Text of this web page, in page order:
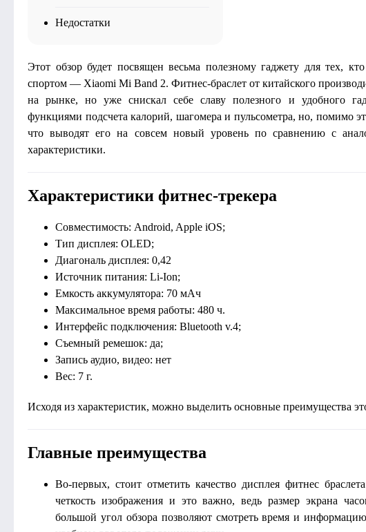
Недостатки
Этот обзор будет посвящен весьма полезному гаджету для тех,
спортом — Xiaomi Mi Band 2. Фитнес-браслет от китайского
на рынке, но уже снискал себе славу полезного и удобного
функциями подсчета калорий, шагомера и пульсометра, но, помимо
что выводят его на совсем новый уровень по сравнению с
характеристики.
Характеристики фитнес-трекера
Совместимость: Android, Apple iOS;
Тип дисплея: OLED;
Диагональ дисплея: 0,42
Источник питания: Li-Ion;
Емкость аккумулятора: 70 мАч
Максимальное время работы: 480 ч.
Интерфейс подключения: Bluetooth v.4;
Съемный ремешок: да;
Запись аудио, видео: нет
Вес: 7 г.
Исходя из характеристик, можно выделить основные преимущества
Главные преимущества
Во-первых, стоит отметить качество дисплея фитнес
четкость изображения и это важно, ведь размер экрана
большой угол обзора позволяют смотреть время и